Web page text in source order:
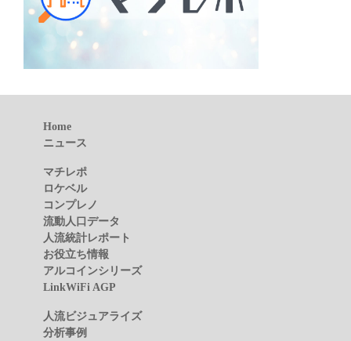
Home
ニュース
マチレポ
ロケベル
コンプレノ
流動人口データ
人流統計レポート
お役立ち情報
アルコインシリーズ
LinkWiFi AGP
人流ビジュアライズ
分析事例